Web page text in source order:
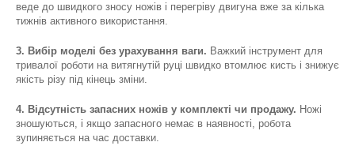
веде до швидкого зносу ножів і перегріву двигуна вже за кілька
тижнів активного використання.
3. Вибір моделі без урахування ваги. Важкий інструмент для
тривалої роботи на витягнутій руці швидко втомлює кисть і знижує
якість різу під кінець зміни.
4. Відсутність запасних ножів у комплекті чи продажу. Ножі
зношуються, і якщо запасного немає в наявності, робота
зупиняється на час доставки.